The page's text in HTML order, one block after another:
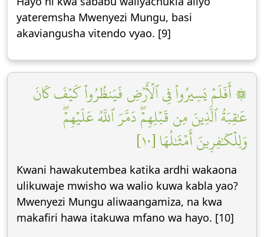
yateremsha Mwenyezi Mungu, basi
akaviangusha vitendo vyao. [9]
۞ أَفَلَمۡ يَسِيرُواْ فِي ٱلۡأَرۡضِ فَيَنظُرُواْ كَيۡفَ كَانَ
عَٰقِبَةُ ٱلَّذِينَ مِن قَبۡلِهِمۡۖ دَمَّرَ ٱللَّهُ عَلَيۡهِمۡۖ
وَلِلۡكَٰفِرِينَ أَمۡثَٰلُهَا [١٠]
Kwani hawakutembea katika ardhi wakaona
ulikuwaje mwisho wa walio kuwa kabla yao?
Mwenyezi Mungu aliwaangamiza, na kwa
makafiri hawa itakuwa mfano wa hayo. [10]